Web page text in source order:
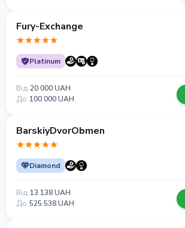
Fury-Exchange
Platinum
Від 20 000 UAH
До 100 000 UAH
BarskiyDvorObmen
Diamond
Від 13 138 UAH
До 525 538 UAH